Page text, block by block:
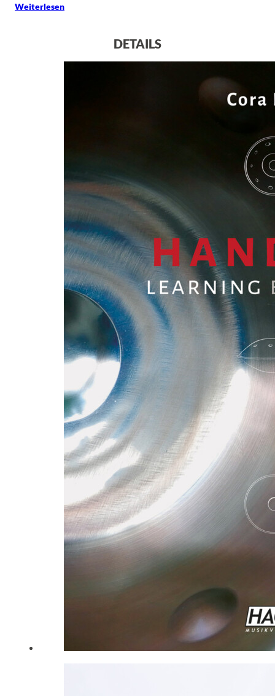
Weiterlesen
DETAILS